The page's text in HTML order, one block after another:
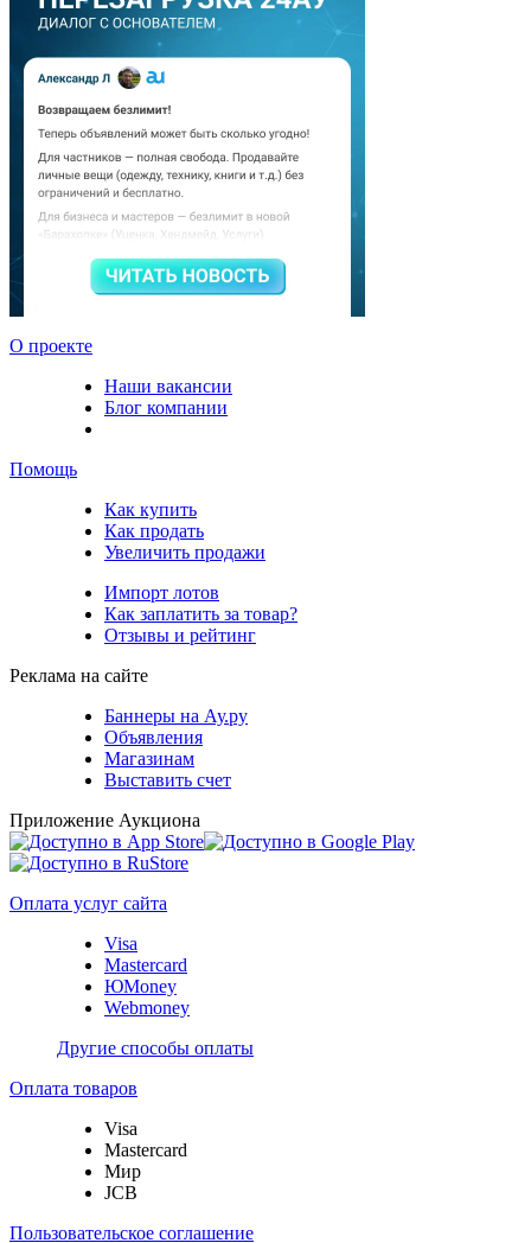
О проекте
Наши вакансии
Блог компании
Помощь
Как купить
Как продать
Увеличить продажи
Импорт лотов
Как заплатить за товар?
Отзывы и рейтинг
Реклама на сайте
Баннеры на Ау.ру
Объявления
Магазинам
Выставить счет
Приложение Аукциона
Оплата услуг сайта
Visa
Mastercard
ЮMoney
Webmoney
Другие способы оплаты
Оплата товаров
Visa
Mastercard
Мир
JCB
Пользовательское соглашение